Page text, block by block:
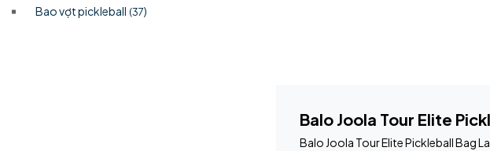
Bao vợt pickleball (37)
Balo Joola Tour Elite
Balo Joola Tour Elite Pickleball Bag